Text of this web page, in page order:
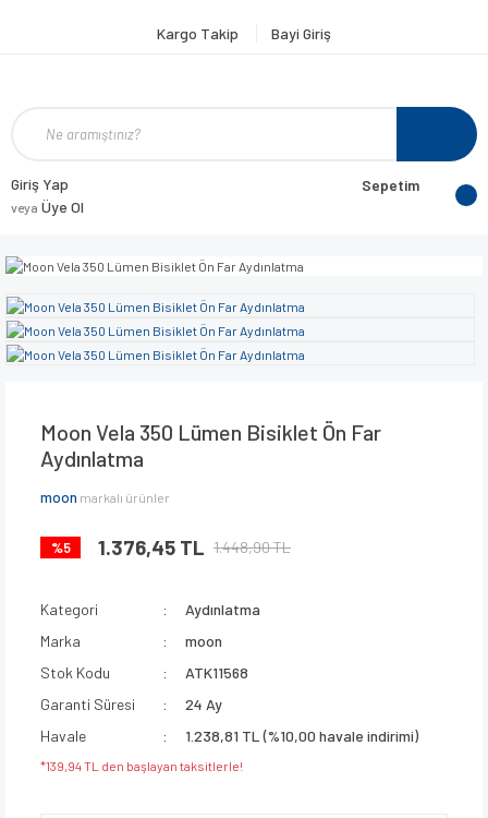
Kargo Takip Bayi Giriş
Giriş Yap
veya Üye Ol
Sepetim
Moon Vela 350 Lümen Bisiklet Ön Far
Aydınlatma
moon markalı ürünler
%5 1.376,45 TL 1.448,90 TL
Kategori
Aydınlatma
Marka
moon
Stok Kodu
ATK11568
Garanti Süresi
24 Ay
Havale
1.238,81 TL (%10,00 havale indirimi)
*139,94 TL den başlayan taksitlerle!